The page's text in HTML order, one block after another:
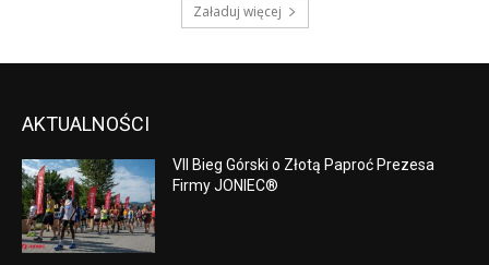
Załaduj więcej
AKTUALNOŚCI
VII Bieg Górski o Złotą Paproć Prezesa
Firmy JONIEC®